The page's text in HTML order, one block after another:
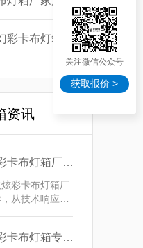
广州专卖店幻彩卡布灯箱选购指南：一位广告总监的售后保障启示录
资讯
东莞地铁炫彩卡布灯箱厂家售后保障对比指南：广告公司选型核心要素解析
彩卡布灯箱厂
从技术响应、
耐用性上的专东莞室外幻彩卡布灯箱专业供应商技术解析
关注微信公众号
获取报价 >